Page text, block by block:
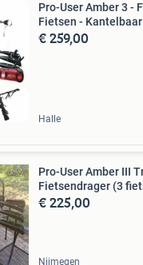
Pro-User Amber 3 -
Fietsen - Kantelbaar
€ 259,00
Halle
Pro-User Amber III
Fietsendrager (3
€ 225,00
Nijmegen